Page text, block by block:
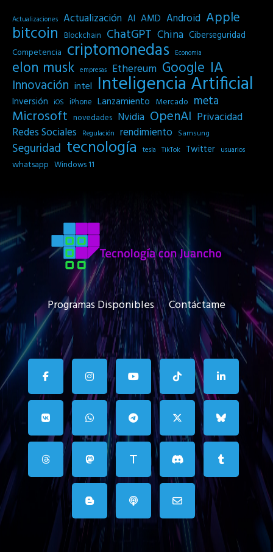
Actualizaciones Actualización AI AMD Android Apple
bitcoin Blockchain ChatGPT China Ciberseguridad
Competencia criptomonedas Economia
elon musk empresas Ethereum Google IA
Innovación intel Inteligencia Artificial
Inversión iOS iPhone Lanzamiento Mercado meta
Microsoft novedades Nvidia OpenAI Privacidad
Redes Sociales
Regulación rendimiento Samsung
Seguridad tecnología tesla TikTok Twitter usuarios
whatsapp Windows 11
Programas Disponibles Contáctame